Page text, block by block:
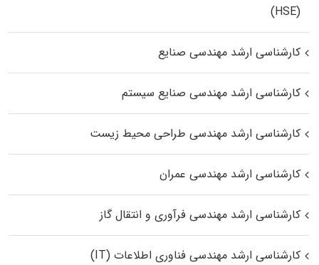
(HSE)
کارشناسی ارشد مهندسی صنایع
کارشناسی ارشد مهندسی صنایع سیستم
کارشناسی ارشد مهندسی طراحی محیط زیست
کارشناسی ارشد مهندسی عمران
کارشناسی ارشد مهندسی فرآوری و انتقال گاز
کارشناسی ارشد مهندسی فناوری اطلاعات (IT)